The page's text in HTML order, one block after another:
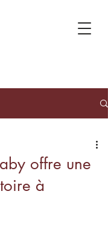
offre une
à